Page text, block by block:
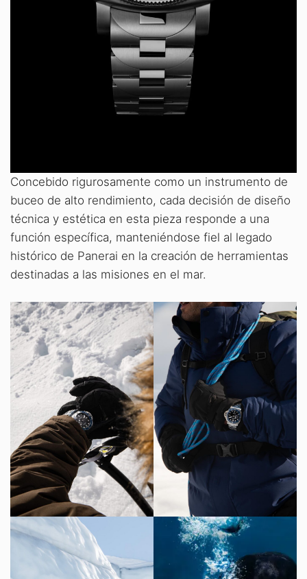
Concebido rigurosamente como un instrumento de
buceo de alto rendimiento, cada decisión de diseño
técnica y estética en esta pieza responde a una
función específica, manteniéndose fiel al legado
histórico de Panerai en la creación de herramientas
destinadas a las misiones en el mar.